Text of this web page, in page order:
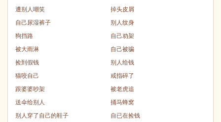
遭别人嘲笑
掉头皮屑
自己尿湿裤子
别人纹身
狗挡路
自己劝架
被大雨淋
自己被骗
捡到假钱
别人给钱
猫咬自己
戒指碎了
跟婆婆吵架
被老虎追
送伞给别人
捅马蜂窝
别人穿了自己的鞋子
自已在捡钱